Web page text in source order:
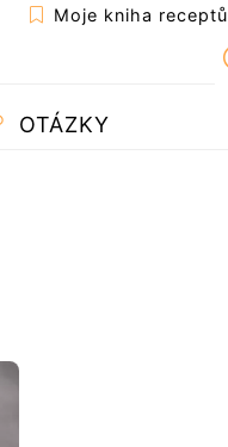
Moje kniha receptů
OTÁZKY